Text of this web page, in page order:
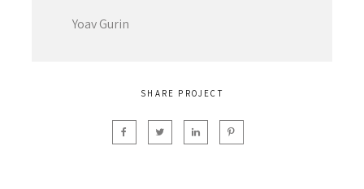
Yoav Gurin
SHARE PROJECT